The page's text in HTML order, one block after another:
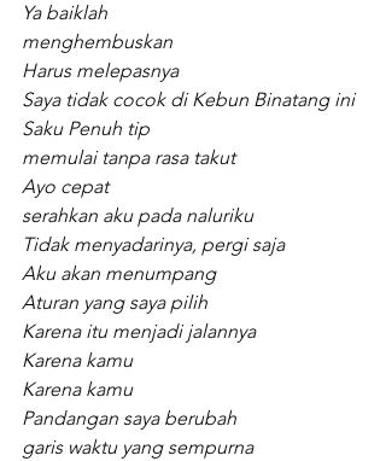
Ya baiklah
menghembuskan
Harus melepasnya
Saya tidak cocok di Kebun Binatang ini
Saku Penuh tip
memulai tanpa rasa takut
Ayo cepat
serahkan aku pada naluriku
Tidak menyadarinya, pergi saja
Aku akan menumpang
Aturan yang saya pilih
Karena itu menjadi jalannya
Karena kamu
Karena kamu
Pandangan saya berubah
garis waktu yang sempurna